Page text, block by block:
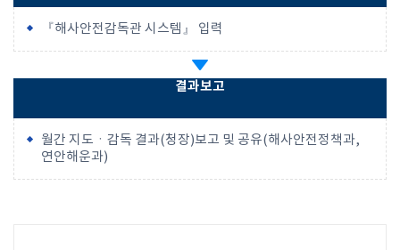
『해사안전감독관 시스템』 입력
결과보고
월간 지도ㆍ감독 결과(청장)보고 및 공유(해사안전정책과,
연안해운과)